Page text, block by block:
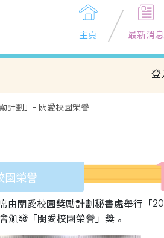
主頁 最新消息
登
計劃」- 關愛校園榮譽
園榮譽
由關愛校園獎勵計劃秘書處舉行「
頒發「關愛校園榮譽」獎。